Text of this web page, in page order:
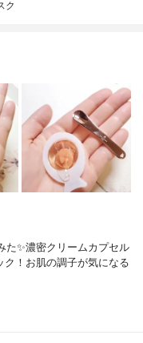
ク
た✨濃密クリームカプセル
ク！お肌の調子が気になる